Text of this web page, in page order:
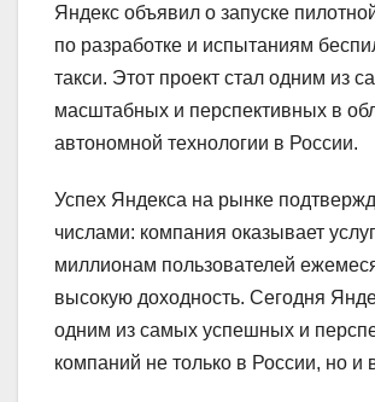
Яндекс объявил о запуске
по разработке и испытаниям
такси. Этот проект стал одним из
масштабных и перспективных в
автономной технологии в России.
Успех Яндекса на рынке
числами: компания оказывает
миллионам пользователей
высокую доходность. Сегодня
одним из самых успешных и
компаний не только в России, но и